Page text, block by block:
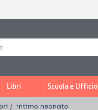
Libri Scuola e Ufficio
intimo neonato